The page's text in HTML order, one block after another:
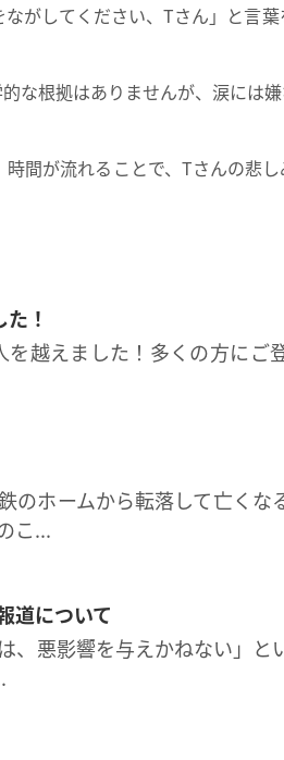
がしてください、Tさん」と言
な根拠はありませんが、涙には
間が流れることで、Tさんの悲
！
越えました！多くの方にご
のホームから転落して亡く
こ...
道について
、悪影響を与えかねない」と